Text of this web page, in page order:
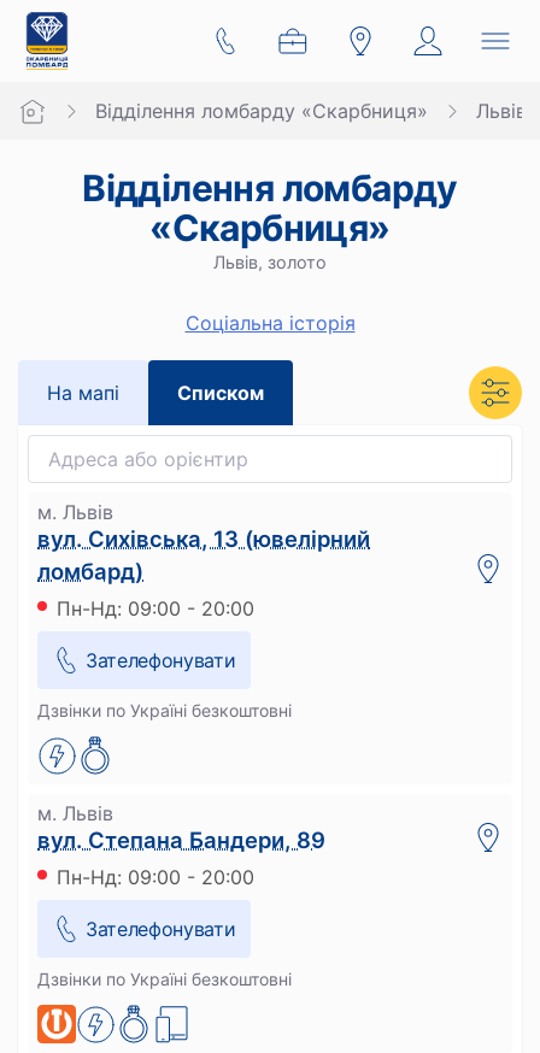
Відділення ломбарду «Скарбниця» Львів
Відділення ломбарду
«Скарбниця»
Львів, золото
Cоціальна історія
На мапi Списком
м. Львів
вул. Сихівська, 13 (ювелірний
ломбард)
Пн-Нд: 09:00 - 20:00
Зателефонувати
Дзвінки по Україні безкоштовні
м. Львів
вул. Степана Бандери, 89
Пн-Нд: 09:00 - 20:00
Зателефонувати
Дзвінки по Україні безкоштовні